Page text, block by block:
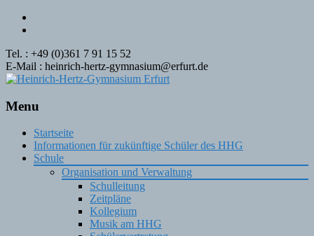
Tel. : +49 (0)361 7 91 15 52
E-Mail : heinrich-hertz-gymnasium@erfurt.de
Menu
Skip
content
Startseite
Informationen für zukünftige Schüler des HHG
Schule
Organisation und Verwaltung
Schulleitung
Zeitpläne
Kollegium
Musik am HHG